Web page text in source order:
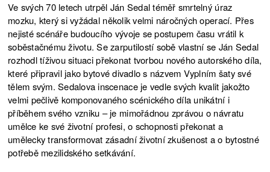
Ve svých 70 letech utrpěl Ján Sedal téměř smrtelný úraz
mozku, který si vyžádal několik velmi náročných operací. Přes
nejisté scénáře budoucího vývoje se postupem času vrátil k
soběstačnému životu. Se zarputilostí sobě vlastní se Ján Sedal
rozhodl tíživou situaci překonat tvorbou nového autorského díla,
které připravil jako bytové divadlo s názvem Vyplním šaty své
tělem svým. Sedalova inscenace je vedle svých kvalit jakožto
velmi pečlivě komponovaného scénického díla unikátní i
příběhem svého vzniku – je mimořádnou zprávou o návratu
umělce ke své životní profesi, o schopnosti překonat a
umělecky transformovat zásadní životní zkušenost a o bytostné
potřebě mezilidského setkávání.